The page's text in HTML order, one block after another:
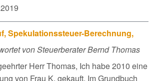
Spekulationssteuer-Berechnung,
von Steuerberater Bernd Thomas
Herr Thomas, Ich habe 2010 eine
von Frau K. gekauft. Im Grundbuch